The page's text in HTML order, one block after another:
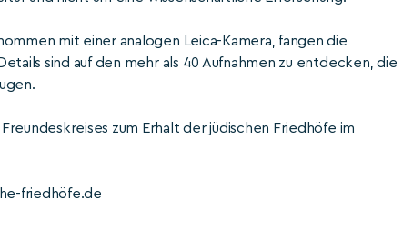
mit einer analogen Leica-Kamera, fangen die
sind auf den mehr als 40 Aufnahmen zu entdecken, die
zum Erhalt der jüdischen Friedhöfe im
friedhöfe.de